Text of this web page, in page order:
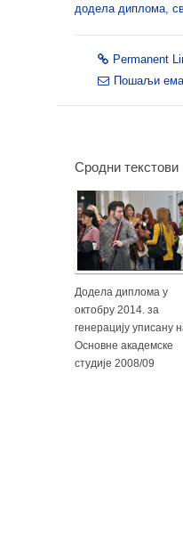
додела диплома
Permanent
Пошаљи
Сродни текстови
Додела диплома у
октобру 2014. за
генерацију уписану
Основне академске
студије 2008/09